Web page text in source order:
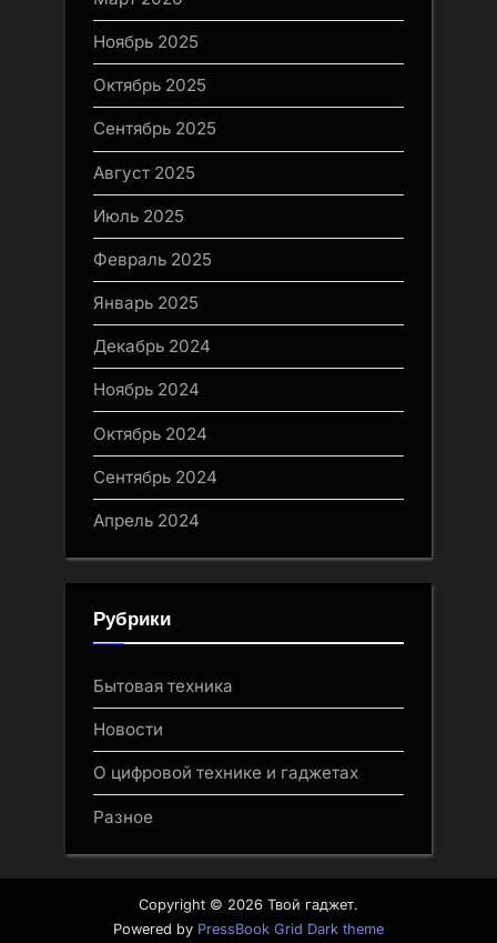
Ноябрь 2025
Октябрь 2025
Сентябрь 2025
Август 2025
Июль 2025
Февраль 2025
Январь 2025
Декабрь 2024
Ноябрь 2024
Октябрь 2024
Сентябрь 2024
Апрель 2024
Рубрики
Бытовая техника
Новости
О цифровой технике и гаджетах
Разное
Copyright © 2026 Твой гаджет.
Powered by PressBook Grid Dark theme